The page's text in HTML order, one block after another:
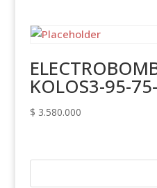
KOLOS3-95-
$ 3.580.000